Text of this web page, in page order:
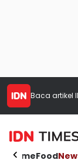
Baca artikel
HomeFood